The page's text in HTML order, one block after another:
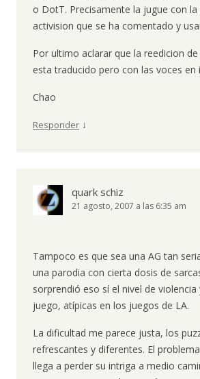
o DotT. Precisamente la jugue con la
activision que se ha comentado y
Por ultimo aclarar que la reedicion
esta traducido pero con las voces en
Chao
Responder ↓
quark schiz
21 agosto, 2007 a las 6:35 am
Tampoco es que sea una AG tan
una parodia con cierta dosis de
sorprendió eso sí el nivel de violencia
juego, atípicas en los juegos de LA.
La dificultad me parece justa, los
refrescantes y diferentes. El
llega a perder su intriga a medio